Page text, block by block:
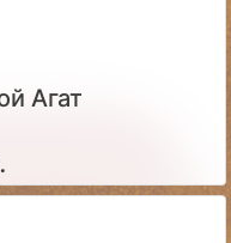
Агат